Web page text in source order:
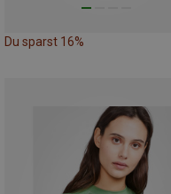
Du sparst 16%